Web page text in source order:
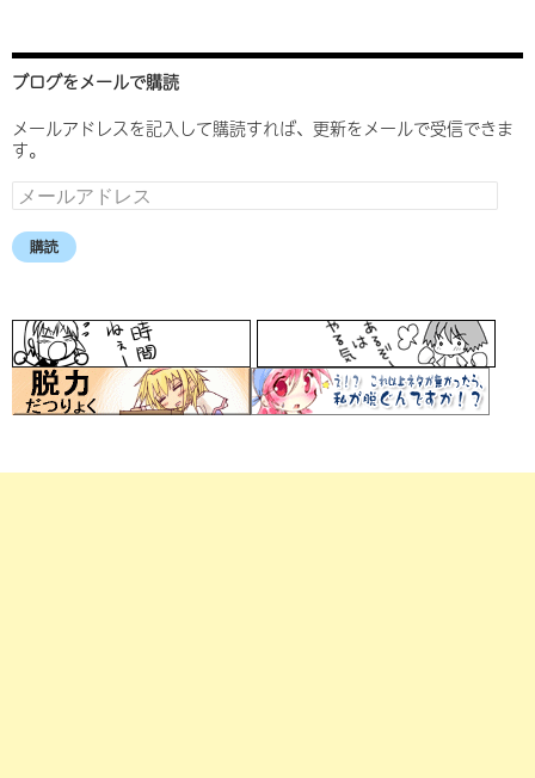
ブログをメールで購読
メールアドレスを記入して購読すれば、更新をメールで受信できま
す。
メ
ー
ル
ア
ス
購読